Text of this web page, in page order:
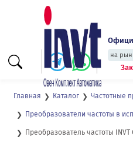
на+7
Главная Каталог Частотные
Преобразователь частоты INVT